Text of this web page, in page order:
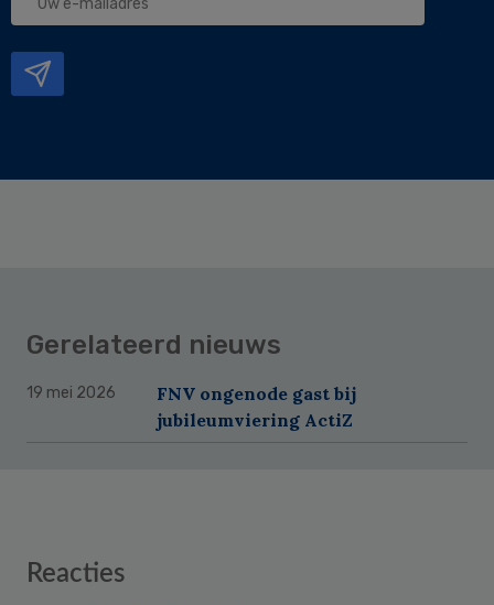
Gerelateerd nieuws
19 mei 2026
FNV ongenode gast bij
jubileumviering ActiZ
Reader
Reacties